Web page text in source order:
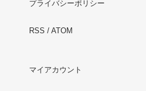
プライバシーポリシー
RSS / ATOM
マイアカウント